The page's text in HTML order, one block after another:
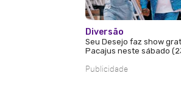
Diversão
Seu Desejo faz show
Pacajus neste sábado
Publicidade